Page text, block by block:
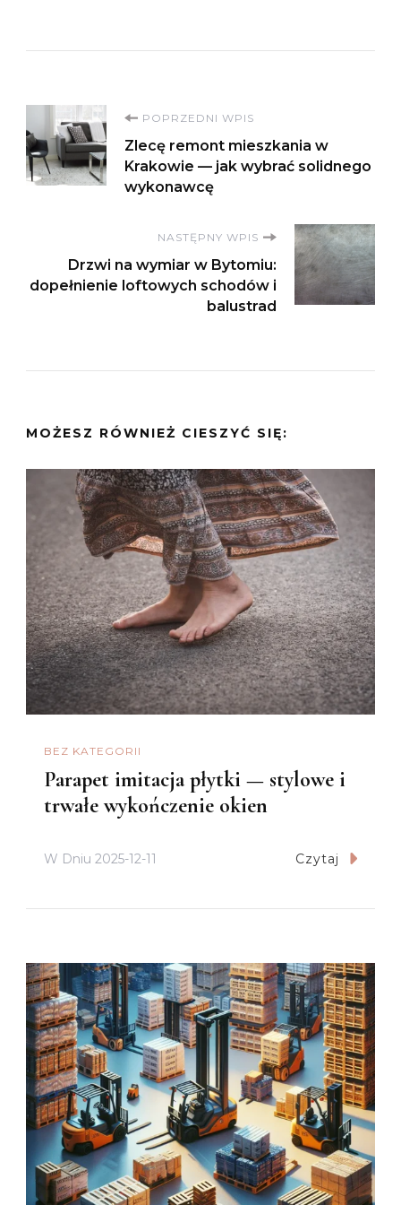
Nawigacja
wpisu
POPRZEDNI WPIS
Zlecę remont mieszkania w
Krakowie — jak wybrać solidnego
wykonawcę
NASTĘPNY WPIS
Drzwi na wymiar w Bytomiu:
dopełnienie loftowych schodów i
balustrad
MOŻESZ RÓWNIEŻ CIESZYĆ SIĘ:
BEZ KATEGORII
Parapet imitacja płytki — stylowe i
trwałe wykończenie okien
W Dniu 2025-12-11 Czytaj